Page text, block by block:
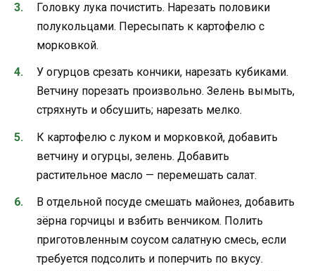
Головку лука почистить. Нарезать половики
полукольцами. Пересыпать к картофелю с
морковкой.
У огурцов срезать кончики, нарезать кубиками.
Ветчину порезать произвольно. Зелень вымыть,
стряхнуть и обсушить; нарезать мелко.
К картофелю с луком и морковкой, добавить
ветчину и огурцы, зелень. Добавить
растительное масло — перемешать салат.
В отдельной посуде смешать майонез, добавить
зёрна горчицы и взбить венчиком. Полить
приготовленным соусом салатную смесь, если
требуется подсолить и поперчить по вкусу.